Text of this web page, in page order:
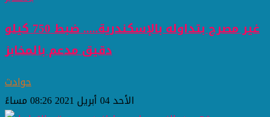
غير مصرح بتداوله بالإسكندرية..... ضبط 750 كيلو
دقيق مدعم بالمخابز
حوادث
الأحد 04 أبريل 2021 08:26 مساءً